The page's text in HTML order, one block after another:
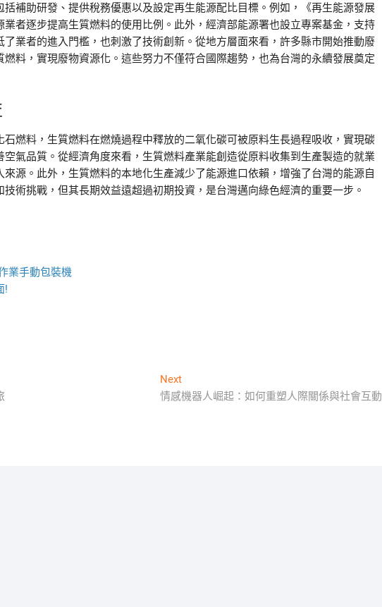
補助研發、提供稅務優惠以及設定再生能源配比目標。例如，《再生能源發展
者逐步提高生質燃料的使用比例。此外，經濟部能源署也設立專案基金，支持
業者的進入門檻，也刺激了技術創新。從地方層面來看，許多縣市開始推動廢
料，實現廢物資源化。這些努力不僅符合國際趨勢，也為台灣的永續發展奠定
燃料，生質燃料在燃燒過程中釋放的二氧化碳可被原料生長過程吸收，實現碳
氣品質。從經濟角度來看，生質燃料產業能創造從原料收集到生產製造的就業
源。此外，生質燃料的本地化生產減少了能源進口依賴，增強了台灣的能源自
術挑戰，但其長期效益遠超過初期投資，是台灣邁向綠色經濟的重要一步。
業手動包裝機
!
NextNext
post:
情感機器人崛起：如何重塑人際關係與社會互動